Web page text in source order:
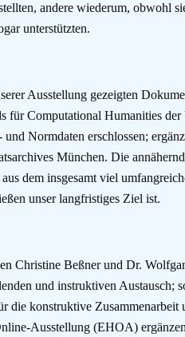
andere wiederum, obwohl
unterstützten.
Ausstellung gezeigten
für Computational Humanities der
und Normdaten erschlossen;
München. Die
dem insgesamt viel
unser langfristiges Ziel ist.
Christine Beßner und Dr.
und instruktiven Austausch;
die konstruktive Zusammenarbeit
Ausstellung (EHOA)